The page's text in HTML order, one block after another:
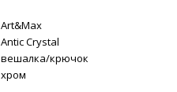
Art&Max
Antic Crystal
вешалка/крючок
хром